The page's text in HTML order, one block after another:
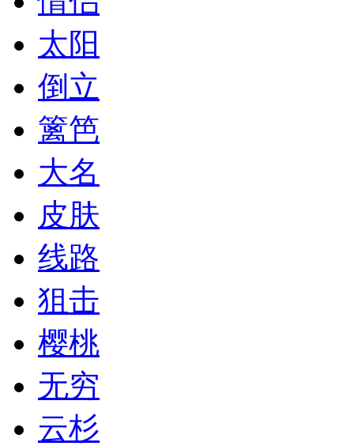
太阳
倒立
篱笆
大名
皮肤
线路
狙击
樱桃
无穷
云杉